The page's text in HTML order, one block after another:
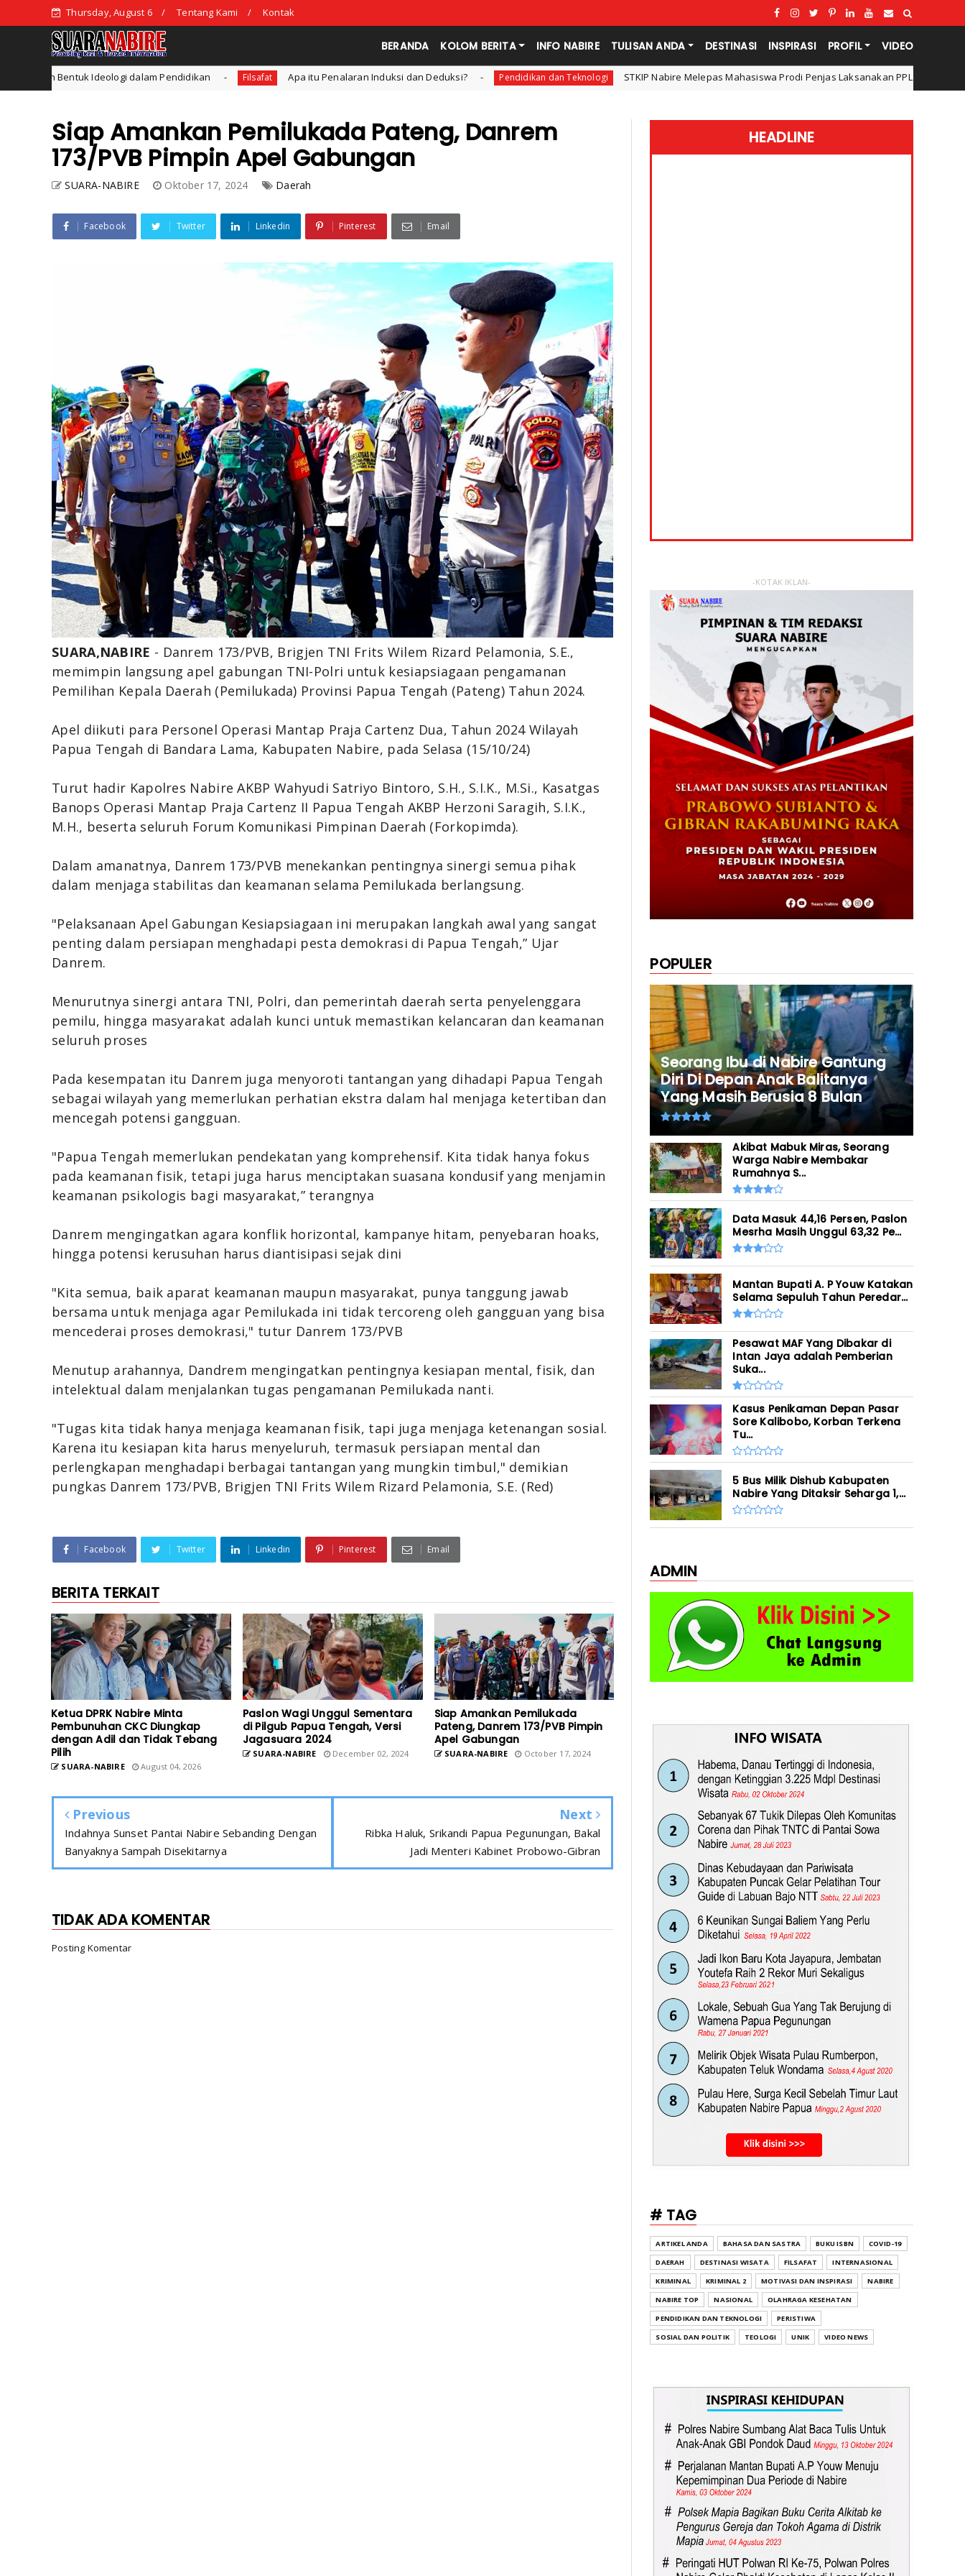
Thursday, August 6 Tentang Kami Kontak
BERANDA KOLOM BERITA INFO NABIRE TULISAN ANDA DESTINASI INSPIRASI PROFIL VIDEO
Ideologi dalam Pendidikan Filsafat Apa itu Penalaran Induksi dan Deduksi? Pendidikan dan Teknologi STKIP Nabire Melepas Mahasiswa Prodi Penjas Laksanakan PPL dan KKN di Surabaya
Siap Amankan Pemilukada Pateng, Danrem
173/PVB Pimpin Apel Gabungan
SUARA-NABIRE Oktober 17, 2024 Daerah
Facebook Twitter Linkedin Pinterest Email
SUARA,NABIRE - Danrem 173/PVB, Brigjen TNI Frits Wilem Rizard Pelamonia, S.E.,
memimpin langsung apel gabungan TNI-Polri untuk kesiapsiagaan pengamanan
Pemilihan Kepala Daerah (Pemilukada) Provinsi Papua Tengah (Pateng) Tahun 2024.
Apel diikuti para Personel Operasi Mantap Praja Cartenz Dua, Tahun 2024 Wilayah
Papua Tengah di Bandara Lama, Kabupaten Nabire, pada Selasa (15/10/24)
Turut hadir Kapolres Nabire AKBP Wahyudi Satriyo Bintoro, S.H., S.I.K., M.Si., Kasatgas
Banops Operasi Mantap Praja Cartenz II Papua Tengah AKBP Herzoni Saragih, S.I.K.,
M.H., beserta seluruh Forum Komunikasi Pimpinan Daerah (Forkopimda).
Dalam amanatnya, Danrem 173/PVB menekankan pentingnya sinergi semua pihak
dalam menjaga stabilitas dan keamanan selama Pemilukada berlangsung.
"Pelaksanaan Apel Gabungan Kesiapsiagaan ini merupakan langkah awal yang sangat
penting dalam persiapan menghadapi pesta demokrasi di Papua Tengah,” Ujar
Danrem.
Menurutnya sinergi antara TNI, Polri, dan pemerintah daerah serta penyelenggara
pemilu, hingga masyarakat adalah kunci untuk memastikan kelancaran dan keamanan
seluruh proses
Pada kesempatan itu Danrem juga menyoroti tantangan yang dihadapi Papua Tengah
sebagai wilayah yang memerlukan perhatian ekstra dalam hal menjaga ketertiban dan
mencegah potensi gangguan.
"Papua Tengah memerlukan pendekatan yang komprehensif. Kita tidak hanya fokus
pada keamanan fisik, tetapi juga harus menciptakan suasana kondusif yang menjamin
keamanan psikologis bagi masyarakat,” terangnya
Danrem mengingatkan agara konflik horizontal, kampanye hitam, penyebaran hoaks,
hingga potensi kerusuhan harus diantisipasi sejak dini
"Kita semua, baik aparat keamanan maupun masyarakat, punya tanggung jawab
bersama untuk menjaga agar Pemilukada ini tidak tercoreng oleh gangguan yang bisa
mencederai proses demokrasi," tutur Danrem 173/PVB
Menutup arahannya, Dandrem mengingatkan pentingnya kesiapan mental, fisik, dan
intelektual dalam menjalankan tugas pengamanan Pemilukada nanti.
"Tugas kita tidak hanya menjaga keamanan fisik, tapi juga menjaga ketenangan sosial.
Karena itu kesiapan kita harus menyeluruh, termasuk persiapan mental dan
perlengkapan menghadapi berbagai tantangan yang mungkin timbul," demikian
pungkas Danrem 173/PVB, Brigjen TNI Frits Wilem Rizard Pelamonia, S.E. (Red)
Facebook Twitter Linkedin Pinterest Email
BERITA TERKAIT
Ketua DPRK Nabire Minta
Pembunuhan CKC Diungkap
dengan Adil dan Tidak Tebang
Pilih
SUARA-NABIRE August 04, 2026
Paslon Wagi Unggul Sementara
di Pilgub Papua Tengah, Versi
Jagasuara 2024
SUARA-NABIRE December 02, 2024
Siap Amankan Pemilukada
Pateng, Danrem 173/PVB Pimpin
Apel Gabungan
SUARA-NABIRE October 17, 2024
Previous
Indahnya Sunset Pantai Nabire Sebanding Dengan
Banyaknya Sampah Disekitarnya
Next
Ribka Haluk, Srikandi Papua Pegunungan, Bakal
Jadi Menteri Kabinet Probowo-Gibran
TIDAK ADA KOMENTAR
Posting Komentar
HEADLINE
-KOTAK IKLAN-
POPULER
Seorang Ibu di Nabire Gantung
Diri Di Depan Anak Balitanya
Yang Masih Berusia 8 Bulan
Akibat Mabuk Miras, Seorang
Warga Nabire Membakar
Rumahnya S...
Data Masuk 44,16 Persen, Paslon
Mesrha Masih Unggul 63,32 Pe...
Mantan Bupati A. P Youw Katakan
Selama Sepuluh Tahun Peredar...
Pesawat MAF Yang Dibakar di
Intan Jaya adalah Pemberian
Suka...
Kasus Penikaman Depan Pasar
Sore Kalibobo, Korban Terkena
Tu...
5 Bus Milik Dishub Kabupaten
Nabire Yang Ditaksir Seharga 1,...
ADMIN
# TAG
ARTIKEL ANDA BAHASA DAN SASTRA BUKU ISBN
COVID-19
DAERAH
DESTINASI WISATA FILSAFAT
INTERNASIONAL
KRIMINAL
KRIMINAL 2 MOTIVASI DAN INSPIRASI
NABIRE
NABIRE TOP
NASIONAL
OLAHRAGA KESEHATAN
PENDIDIKAN DAN TEKNOLOGI
PERISTIWA
SOSIAL DAN POLITIK
TEOLOGI UNIK VIDEO NEWS